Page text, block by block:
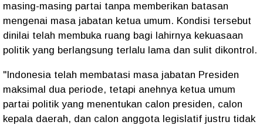
masing-masing partai tanpa memberikan batasan
mengenai masa jabatan ketua umum. Kondisi tersebut
dinilai telah membuka ruang bagi lahirnya kekuasaan
politik yang berlangsung terlalu lama dan sulit dikontrol.
"Indonesia telah membatasi masa jabatan Presiden
maksimal dua periode, tetapi anehnya ketua umum
partai politik yang menentukan calon presiden, calon
kepala daerah, dan calon anggota legislatif justru tidak